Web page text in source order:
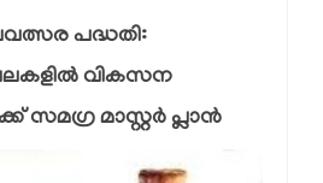
പദ്ധതി:
വികസന
സമഗ്ര മാസ്റ്റര്‍ പ്ലാന്‍